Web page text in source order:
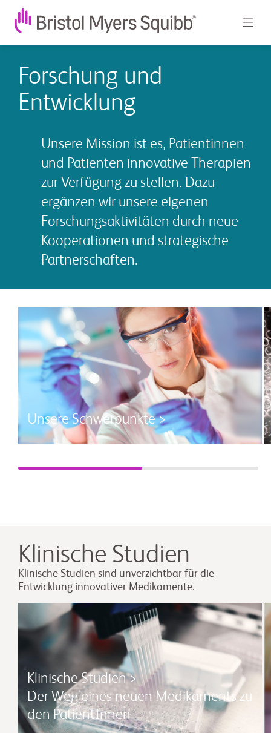
Forschung und
Entwicklung
Unsere Mission ist es, Patientinnen
und Patienten innovative Therapien
zur Verfügung zu stellen. Dazu
ergänzen wir unsere eigenen
Forschungsaktivitäten durch neue
Kooperationen und strategische
Partnerschaften.
Unsere Schwerpunkte >
Klinische Studien
Klinische Studien sind unverzichtbar für die
Entwicklung innovativer Medikamente.
Klinische Studien >
Der Weg eines neuen Medikaments zu
den PatientInnen